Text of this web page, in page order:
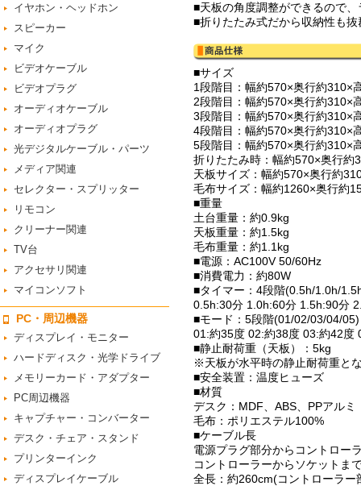
イヤホン・ヘッドホン
スピーカー
マイク
ビデオケーブル
ビデオプラグ
オーディオケーブル
オーディオプラグ
光デジタルケーブル・パーツ
メディア関連
セレクター・スプリッター
リモコン
クリーナー関連
TV台
アクセサリ関連
マイコンソフト
PC・周辺機器
ディスプレイ・モニター
ハードディスク・光学ドライブ
メモリーカード・アダプター
PC周辺機器
キャプチャー・コンバーター
デスク・チェア・スタンド
プリンターインク
ディスプレイケーブル
■天板の角度調整ができるので
■折りたたみ式だから収納性も抜
■サイズ
1段階目：幅約570×奥行約310×
2段階目：幅約570×奥行約310×
3段階目：幅約570×奥行約310×
4段階目：幅約570×奥行約310×
5段階目：幅約570×奥行約310×
折りたたみ時：幅約570×奥行約
天板サイズ：幅約570×奥行約
毛布サイズ：幅約1260×奥行約
■重量
土台重量：約0.9kg
天板重量：約1.5kg
毛布重量：約1.1kg
■電源：AC100V 50/60Hz
■消費電力：約80W
■タイマー：4段階(0.5h/1.0h/
0.5h:30分 1.0h:60分 1.5h:90分
■モード：5段階(01/02/03/04/05)
01:約35度 02:約38度 03:約42度
■静止耐荷重（天板）：5kg
※天板が水平時の静止耐荷重と
■安全装置：温度ヒューズ
■材質
デスク：MDF、ABS、PPアルミ
毛布：ポリエステル100%
■ケーブル長
電源プラグ部分からコントロー
コントローラーからソケットま
全長：約260cm(コントローラー